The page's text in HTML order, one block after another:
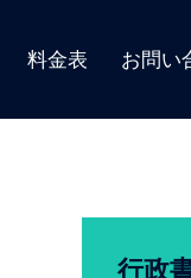
料金表 お問い
行政